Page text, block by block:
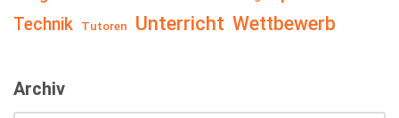
Technik Tutoren Unterricht Wettbewerb
Archiv